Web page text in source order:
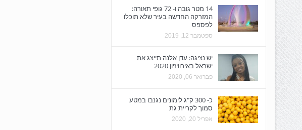
14 מטר גובה ו- 72 גופי תאורה:
המזרקה החדשה בעיר שלא תוכלו
לפספס
ספטמבר 12, 2019
יש נציגה: עדן אלנה תייצג את
ישראל באירוויזיון 2020
פברואר 06, 2020
כ- 300 ק"ג לימונים נגנבו במטע
סמוך לקריית גת
אפריל 20, 2020